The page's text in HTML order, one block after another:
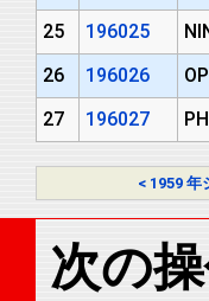
25
196025
26
196026
27
196027
< 1959 年
次の